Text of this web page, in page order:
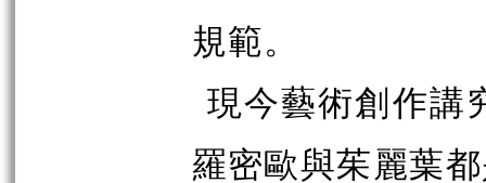
規範。
現今藝術創作講
羅密歐與茱麗葉